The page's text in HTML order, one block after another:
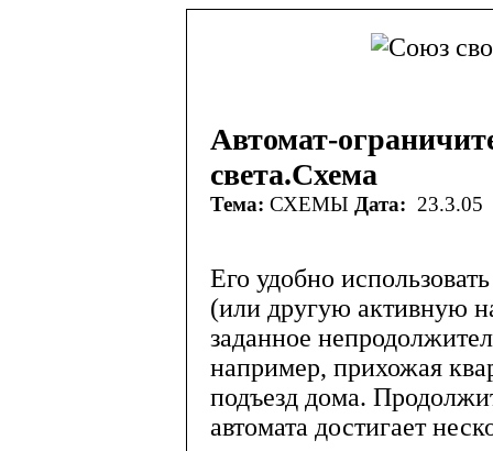
Автомат-
света.Схема
Тема: СХЕМЫ Дата: 23.3.05
Его удобно
(или другую активную
заданное
например, прихожая
подъезд дома.
автомата достигает